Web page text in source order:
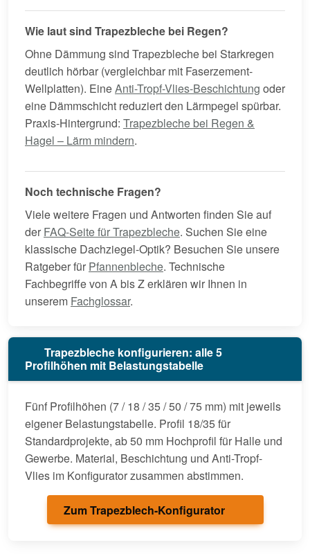
Wie laut sind Trapezbleche bei Regen?
Ohne Dämmung sind Trapezbleche bei Starkregen
deutlich hörbar (vergleichbar mit Faserzement-
Wellplatten). EineAnti-Tropf-Vlies-Beschichtung oder
eine Dämmschicht reduziert den Lärmpegel spürbar.
Praxis-Hintergrund: Trapezbleche bei Regen &
Hagel – Lärm mindern.
Noch technische Fragen?
Viele weitere Fragen und Antworten finden Sie auf
der FAQ-Seite für Trapezbleche. Suchen Sie eine
klassische Dachziegel-Optik? Besuchen Sie unsere
Ratgeber für Pfannenbleche. Technische
Fachbegriffe von A bis Z erklären wir Ihnen in
unserem Fachglossar.
Trapezbleche konfigurieren: alle 5
Profilhöhen mit Belastungstabelle
Fünf Profilhöhen (7 / 18 / 35 / 50 / 75 mm) mit jeweils
eigener Belastungstabelle. Profil 18/35 für
Standardprojekte, ab 50 mm Hochprofil für Halle und
Gewerbe. Material, Beschichtung und Anti-Tropf-
Vlies im Konfigurator zusammen abstimmen.
Zum Trapezblech-Konfigurator